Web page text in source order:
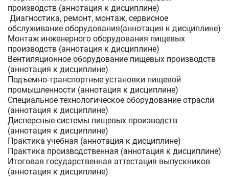
производств (аннотация к дисциплине)
Диагностика, ремонт, монтаж, сервисное
обслуживание оборудования(аннотация к дисциплине)
Монтаж инженерного оборудования пищевых
производств (аннотация к дисциплине)
Вентиляционное оборудование пищевых производств
(аннотация к дисциплине)
Подъемно-транспортные установки пищевой
промышленности (аннотация к дисциплине)
Специальное технологическое оборудование отрасли
(аннотация к дисциплине)
Дисперсные системы пищевых производств
(аннотация к дисциплине)
Практика учебная (аннотация к дисциплине)
Практика производственная (аннотация к дисциплине)
Итоговая государственная аттестация выпускников
(аннотация к дисциплине)